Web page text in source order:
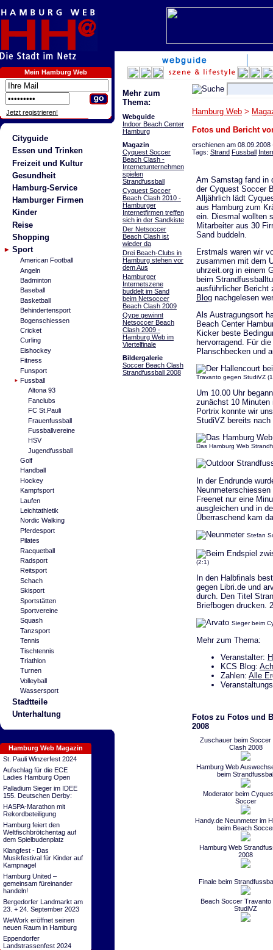
Mein Hamburg Web
Jetzt registrieren!
Cityguide
Essen und Trinken
Freizeit und Kultur
Gesundheit
Hamburg-Service
Hamburger Firmen
Kinder
Reise
Shopping
Sport
American Football
Angeln
Badminton
Baseball
Basketball
Behindertensport
Bogenschiessen
Cricket
Curling
Eishockey
Fitness
Funsport
Fussball
Altona 93
Fanclubs
FC St.Pauli
Frauenfussball
Fussballvereine
HSV
Jugendfussball
Golf
Handball
Hockey
Kampfsport
Laufen
Leichtathletik
Nordic Walking
Pferdesport
Pilates
Racquetball
Radsport
Reitsport
Schach
Skisport
Sportstätten
Sportvereine
Squash
Tanzsport
Tennis
Tischtennis
Triathlon
Turnen
Volleyball
Wassersport
Stadtteile
Unterhaltung
Hamburg Web Magazin
St. Pauli Winzerfest 2024
Aufschlag für die ECE
Ladies Hamburg Open
Palladium Sieger im IDEE
155. Deutschen Derby:
HASPA-Marathon mit
Rekordbeteiligung
Hamburg feiert den
Weltfischbrötchentag auf
dem Spielbudenplatz
Klangfest - Das
Musikfestival für Kinder auf
Kampnagel
Hamburg United –
gemeinsam füreinander
handeln!
Bergedorfer Landmarkt am
23. + 24. September 2023
WeWork eröffnet seinen
neuen Raum in Hamburg
Eppendorfer
Landstrassenfest 2024
Mehr zum
Thema:
Webguide
Indoor Beach Center
Hamburg
Magazin
Cyquest Soccer
Beach Clash -
Internetunternehmen
spielen
Strandfussball
Cyquest Soccer
Beach Clash 2010 -
Hamburger
Internetfirmen treffen
sich in der Sandkiste
Der Netsoccer
Beach Clash ist
wieder da
Drei Beach-Clubs in
Hamburg stehen vor
dem Aus
Hamburger
Internetszene
buddelt im Sand
beim Netsoccer
Beach Clash 2009
Qype gewinnt
Netsoccer Beach
Clash 2009 -
Hamburg Web im
Viertelfinale
Bildergalerie
Soccer Beach Clash
Strandfussball 2008
Hamburg Web >
Fotos und Bericht
erschienen am
Tags: Strand Fussball
Am Samstag fand in
der Cyquest Soccer
Alljährlich lädt
aus Hamburg zum
ein. Diesmal wollten
Mitarbeiter aus 30
Sand buddeln.
Erstmals waren wir
zusammen mit dem
uhrzeit.org in einem
beim
ausführlicher Bericht
Blog nachgelesen
Als Austragungsort
Beach Center
Kicker beste
hervorragend. Für
Planschbecken und
Travanto gegen StudiVZ
Um 10.00 Uhr
zunächst 10 Minuten
Portrix konnte wir
StudiVZ bereits nach
Das Hamburg Web
In der Endrunde
Freenet nur eine
ausgleichen und in
Überraschend kam
Stefan
(2:1)
In den Halbfinals
gegen Libri.de und
durch. Den Titel
Briefbogen drucken.
Sieger beim
Mehr zum Thema:
Veranstalter:
KCS Blog:
Zahlen: Alle
Fotos zu Fotos und
2008
Zuschauer beim Soccer
Clash 2008
Hamburg Web
beim
Moderator beim
Soccer
Handy.de Neunmeter im
beim Beach
Hamburg Web
2008
Finale beim
Beach Soccer Travanto
StudiVZ